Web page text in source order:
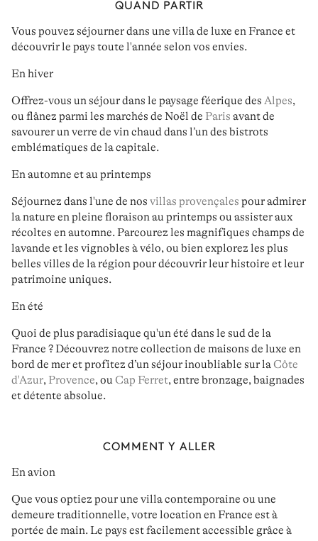
QUAND PARTIR
Vous pouvez séjourner dans une villa de luxe en France et
découvrir le pays toute l'année selon vos envies.
En hiver
Offrez-vous un séjour dans le paysage féerique des Alpes,
ou flânez parmi les marchés de Noël de Paris avant de
savourer un verre de vin chaud dans l’un des bistrots
emblématiques de la capitale.
En automne et au printemps
Séjournez dans l'une de nos villas provençales pour admirer
la nature en pleine floraisonau printemps ou assister aux
récoltes en automne. Parcourez les magnifiques champs de
lavande et les vignobles à vélo, ou bien explorez les plus
belles villes de la régionpour découvrir leur histoire et leur
patrimoine uniques.
En été
Quoi de plus paradisiaque qu'unété dans le sud de la
France ? Découvrez notre collection de maisons de luxe en
bord de mer et profitez d’un séjour inoubliable sur la Côte
d'Azur, Provence, ou Cap Ferret, entre bronzage, baignades
et détente absolue.
COMMENT Y ALLER
En avion
Que vous optiez pour une villa contemporaine ou une
demeure traditionnelle,votre location en France est à
portée de main.Le pays est facilement accessible grâce à